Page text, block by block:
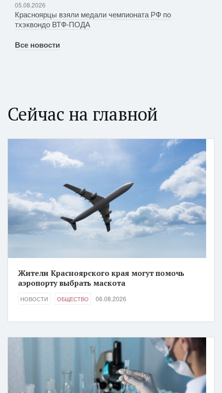
05.08.2026
Красноярцы взяли медали чемпионата РФ по
тхэквондо ВТФ-ПОДА
Все новости
Сейчас на главной
Жители Красноярского края могут помочь
аэропорту выбрать маскота
НОВОСТИ ОБЩЕСТВО 06.08.2026